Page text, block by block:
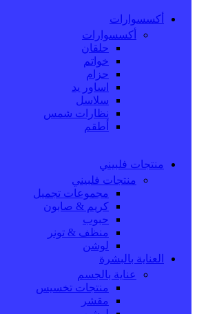
أكسسوارات
أكسسوارات
حلقان
خواتم
حزام
اساور يد
سلاسل
نظارات شمس
أطقم
منتجات فلبيني
منتجات فلبيني
مجموعات تجميل
كريم & صابون
حبوب
منظف & تونر
لوشن
العناية بالبشرة
عناية بالجسم
منتجات تخسيس
مقشر